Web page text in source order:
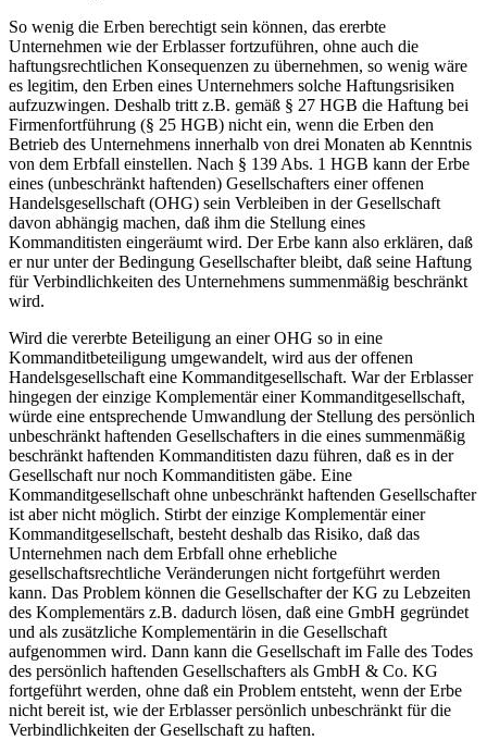
So wenig die Erben berechtigt sein können, das ererbte
Unternehmen wie der Erblasser fortzuführen, ohne auch die
haftungsrechtlichen Konsequenzen zu übernehmen, so wenig wäre
es legitim, den Erben eines Unternehmers solche Haftungsrisiken
aufzuzwingen. Deshalb tritt z.B. gemäß § 27 HGB die Haftung bei
Firmenfortführung (§ 25 HGB) nicht ein, wenn die Erben den
Betrieb des Unternehmens innerhalb von drei Monaten ab Kenntnis
von dem Erbfall einstellen. Nach § 139 Abs. 1 HGB kann der Erbe
eines (unbeschränkt haftenden) Gesellschafters einer offenen
Handelsgesellschaft (OHG) sein Verbleiben in der Gesellschaft
davon abhängig machen, daß ihm die Stellung eines
Kommanditisten eingeräumt wird. Der Erbe kann also erklären, daß
er nur unter der Bedingung Gesellschafter bleibt, daß seine Haftung
für Verbindlichkeiten des Unternehmens summenmäßig beschränkt
wird.
Wird die vererbte Beteiligung an einer OHG so in eine
Kommanditbeteiligung umgewandelt, wird aus der offenen
Handelsgesellschaft eine Kommanditgesellschaft. War der Erblasser
hingegen der einzige Komplementär einer Kommanditgesellschaft,
würde eine entsprechende Umwandlung der Stellung des persönlich
unbeschränkt haftenden Gesellschafters in die eines summenmäßig
beschränkt haftenden Kommanditisten dazu führen, daß es in der
Gesellschaft nur noch Kommanditisten gäbe. Eine
Kommanditgesellschaft ohne unbeschränkt haftenden Gesellschafter
ist aber nicht möglich. Stirbt der einzige Komplementär einer
Kommanditgesellschaft, besteht deshalb das Risiko, daß das
Unternehmen nach dem Erbfall ohne erhebliche
gesellschaftsrechtliche Veränderungen nicht fortgeführt werden
kann. Das Problem können die Gesellschafter der KG zu Lebzeiten
des Komplementärs z.B. dadurch lösen, daß eine GmbH gegründet
und als zusätzliche Komplementärin in die Gesellschaft
aufgenommen wird. Dann kann die Gesellschaft im Falle des Todes
des persönlich haftenden Gesellschafters als GmbH & Co. KG
fortgeführt werden, ohne daß ein Problem entsteht, wenn der Erbe
nicht bereit ist, wie der Erblasser persönlich unbeschränkt für die
Verbindlichkeiten der Gesellschaft zu haften.